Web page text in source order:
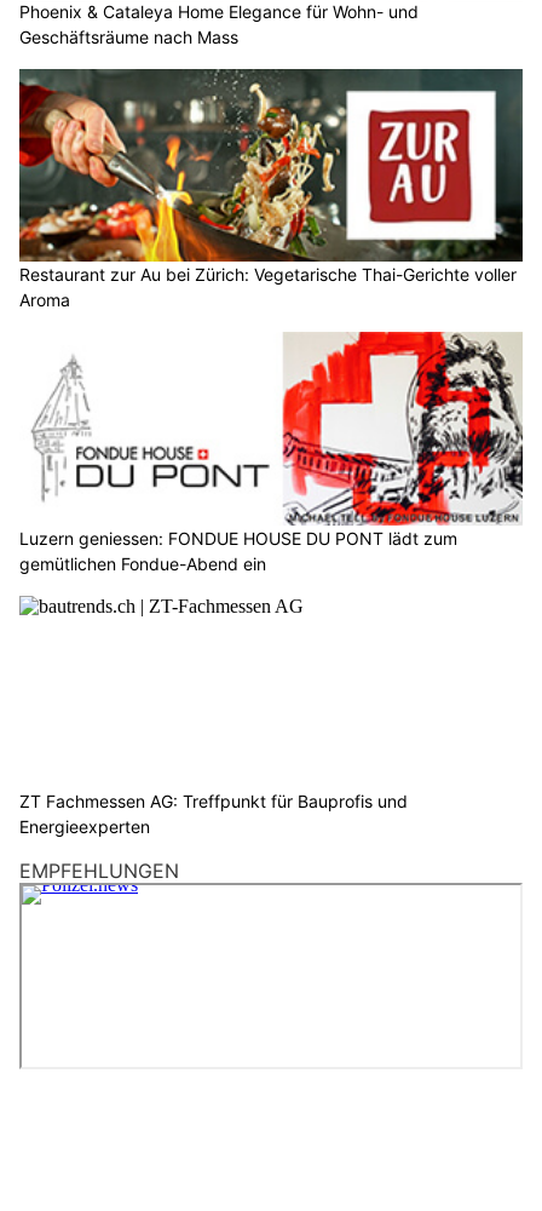
Phoenix & Cataleya Home Elegance für Wohn- und
Geschäftsräume nach Mass
Restaurant zur Au bei Zürich: Vegetarische Thai-Gerichte voller
Aroma
Luzern geniessen: FONDUE HOUSE DU PONT lädt zum
gemütlichen Fondue-Abend ein
ZT Fachmessen AG: Treffpunkt für Bauprofis und
Energieexperten
EMPFEHLUNGEN